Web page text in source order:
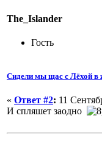
The_Islander
Гость
Сидели мы щас с Лёхой в
« Ответ #2: 11
И спляшет заодно